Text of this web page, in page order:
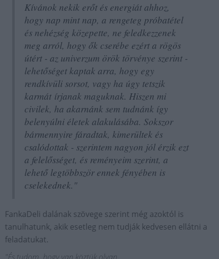
Kívánok nekik erőt és energiát ahhoz,
hogy nap mint nap, a rengeteg próbatétel
és nehézség közepette, ne feledkezzenek
meg arról, hogy ők cserébe ezért a rögös
útért - az univerzum örök törvénye szerint -
lehetőséget kaptak arra, hogy egy
rendkívüli sorsot, vagy ha úgy tetszik
karmát írjanak maguknak. Hiszen mi
civilek, ha akarnánk sem tudnánk így
belenyúlni életek alakulásába. Sokszor
bármennyire fáradtak, kimerültek és
csalódottak - szerintem nagyon jól érzik ezt
a felelősséget, és reményeim szerint, a
lehető legtöbbször ennek fényében is
cselekednek."
FankaDeli dalának szövege szerint még azoktól is
tanulhatunk, akik esetleg nem tudják kedvesen ellátni a
feladatukat.